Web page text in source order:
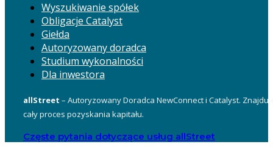
Wyszukiwanie spółek
Obligacje Catalyst
Giełda
Autoryzowany doradca
Studium wykonalności
Dla inwestora
allStreet – Autoryzowany Doradca NewConnect i Catalyst.
cały proces pozyskania kapitału.
Częste pytania dotyczące usług allStreet